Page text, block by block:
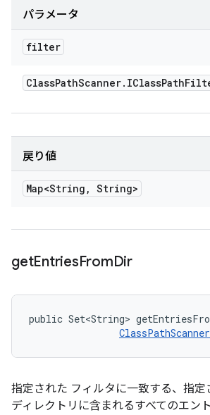
パラメータ
filter
ClassPathScanner. IClassPath
戻り値
Map<String , String>
getEntriesFromDir
public Set<String>
指定された フィルタに一致する、指定
ディレクトリに含まれるすべてのエン